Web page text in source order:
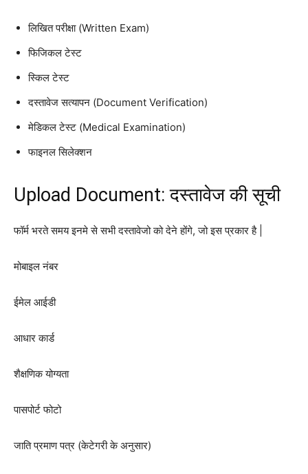
लिखित परीक्षा (Written Exam)
फिजिकल टेस्ट
स्किल टेस्ट
दस्तावेज सत्यापन (Document Verification)
मेडिकल टेस्ट (Medical Examination)
फाइनल सिलेक्शन
Upload Document: दस्तावेज की सूची
फॉर्म भरते समय इनमे से सभी दस्तावेजो को देने होंगे, जो इस प्रकार है |
मोबाइल नंबर
ईमेल आईडी
आधार कार्ड
शैक्षणिक योग्यता
पासपोर्ट फोटो
जाति प्रमाण पत्र (केटेगरी के अनुसार)